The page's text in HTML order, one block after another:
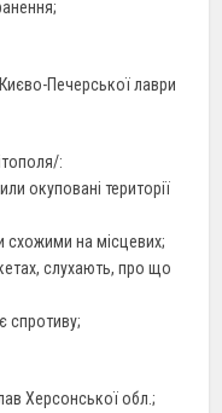
Печерської лаври
:
окуповані території
схожими на місцевих;
слухають, про що
спротиву;
Херсонської обл.;